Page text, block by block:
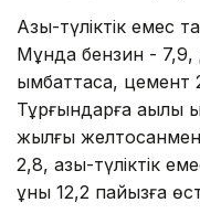
Азық-түліктік емес
Мұнда бензин - 7,9,
қымбаттаса, цемент
Тұрғындарға ақылы
жылғы
2,8, азық-түліктік
құны 12,2 пайызға